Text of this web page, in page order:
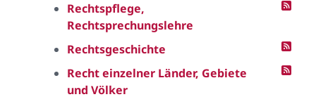
Rechtspflege,
Rechtsprechungslehre
Rechtsgeschichte
Recht einzelner Länder, Gebiete
und Völker